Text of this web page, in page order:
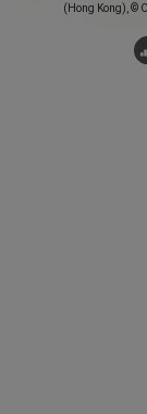
(Hong Kong), ©